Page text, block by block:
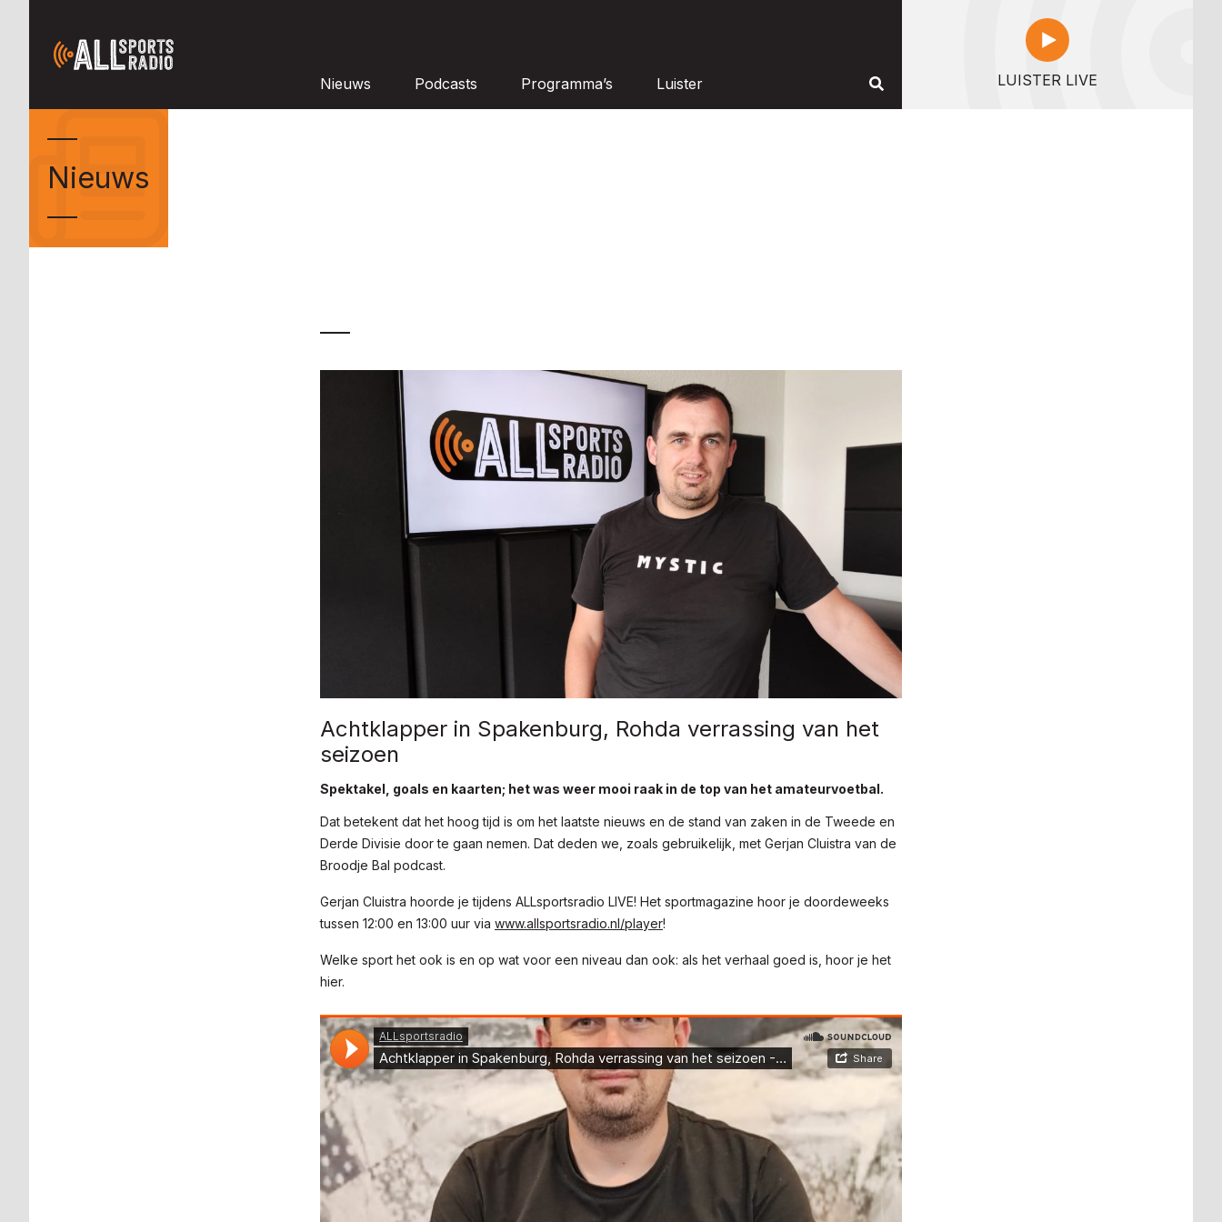
Nieuws Podcasts Programma’s Luister LUISTER LIVE
Nieuws
Achtklapper in Spakenburg, Rohda verrassing van het
seizoen
Spektakel, goals en kaarten; het was weer mooi raak in de top van het amateurvoetbal.
Dat betekent dat het hoog tijd is om het laatste nieuws en de stand van zaken in de Tweede en
Derde Divisie door te gaan nemen. Dat deden we, zoals gebruikelijk, met Gerjan Cluistra van de
Broodje Bal podcast.
Gerjan Cluistra hoorde je tijdens ALLsportsradio LIVE! Het sportmagazine hoor je doordeweeks
tussen 12:00 en 13:00 uur via www.allsportsradio.nl/player!
Welke sport het ook is en op wat voor een niveau dan ook: als het verhaal goed is, hoor je het
hier.